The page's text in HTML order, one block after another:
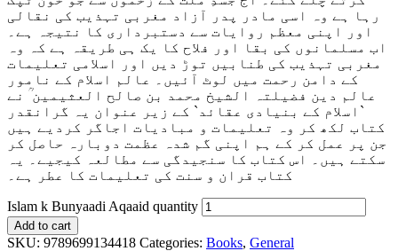
رہا ہے وہ اسی مادر پدر آزاد مغربی تہذیب کی نقالی
اور اپنی معظم روایات سے دستبرداری کا نتیجہ ہے۔
اب مسلمانوں کی بقا اور فلاح کا یک ہی طریقہ ہے کہ وہ
مغربی تہذیب کی طنابیں توڑ دیں اور اسلامی تعلیمات
کے دامن رحمت میں لوٹ آئیں۔ عالم اسلام کے نامور
عالم دین فضیلتہ الشیخ محمد بن صالح العثیمین ؒ نے
`اسلام کے بنیادی عقائد` کے زیر عنوان یہ گرانقدر
کتاب لکھ کر وہ تعلیمات و مبادیات اجاگر کردیے ہیں
جن پر عمل کر کے ہم اپنی گم شدہ عظمت دوبارہ حاصل کر
سکتے ہیں۔ اس کتاب کا سنجیدگی سے مطالعہ کیجیے۔ یہ
کتاب قران و سنت کی تعلیمات کا عطر ہے۔
Islam k Bunyaadi Aqaaid quantity
Add to cart
SKU: 9789699134418 Categories: Books, General